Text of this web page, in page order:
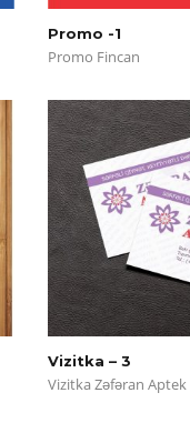
Promo -1
Promo Fincan
Vizitka – 3
Vizitka Zəfəran Aptek